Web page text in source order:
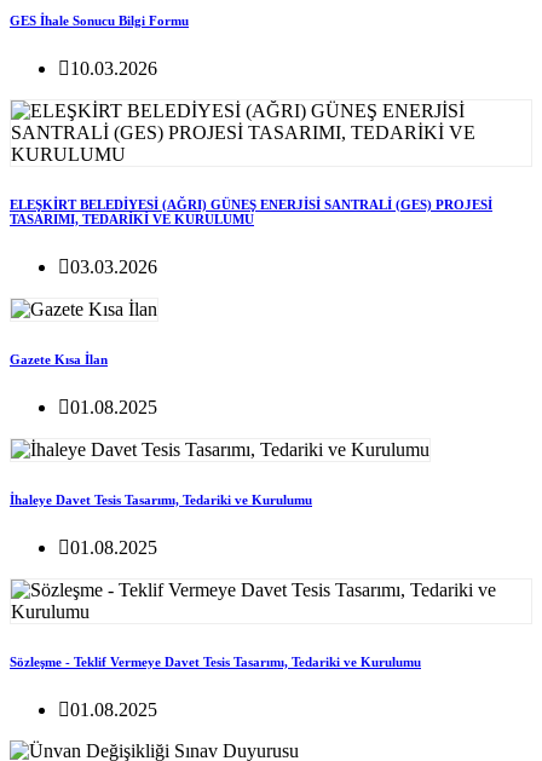
GES İhale Sonucu Bilgi Formu
10.03.2026
ELEŞKİRT BELEDİYESİ (AĞRI) GÜNEŞ ENERJİSİ SANTRALİ (GES) PROJESİ
TASARIMI, TEDARİKİ VE KURULUMU
03.03.2026
Gazete Kısa İlan
01.08.2025
İhaleye Davet Tesis Tasarımı, Tedariki ve Kurulumu
01.08.2025
Sözleşme - Teklif Vermeye Davet Tesis Tasarımı, Tedariki ve Kurulumu
01.08.2025